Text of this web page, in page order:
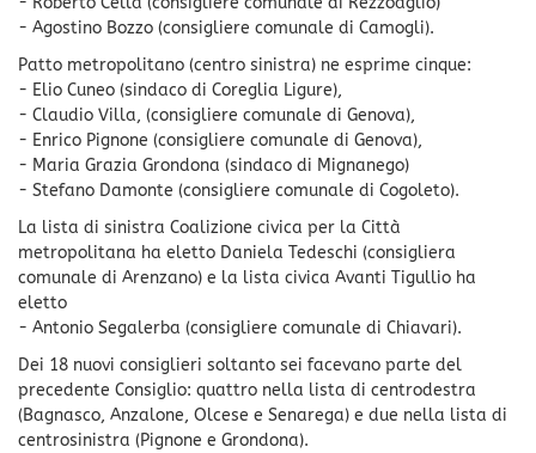
- Agostino Bozzo (consigliere comunale di Camogli).
Patto metropolitano (centro sinistra) ne esprime cinque:
- Elio Cuneo (sindaco di Coreglia Ligure),
- Claudio Villa, (consigliere comunale di Genova),
- Enrico Pignone (consigliere comunale di Genova),
- Maria Grazia Grondona (sindaco di Mignanego)
- Stefano Damonte (consigliere comunale di Cogoleto).
La lista di sinistra Coalizione civica per la Città
metropolitana ha eletto Daniela Tedeschi (consigliera
comunale di Arenzano) e la lista civica Avanti Tigullio ha
eletto
- Antonio Segalerba (consigliere comunale di Chiavari).
Dei 18 nuovi consiglieri soltanto sei facevano parte del
precedente Consiglio: quattro nella lista di centrodestra
(Bagnasco, Anzalone, Olcese e Senarega) e due nella lista di
centrosinistra (Pignone e Grondona).